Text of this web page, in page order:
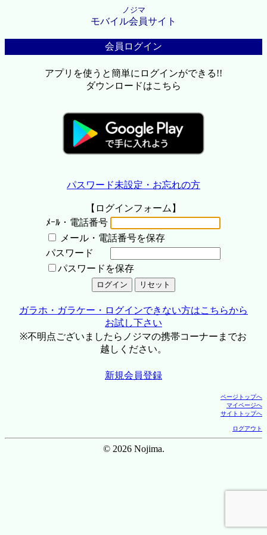
ノジマ
モバイル会員サイト
会員ログイン
アプリを使うと簡単にログインができる!!
ダウンロードはこちら
パスワード未設定・お忘れの方
【ログインフォーム】
ﾒｰﾙ・電話番号
メール・電話番号を保存
パスワード
パスワードを保存
ガラホ・ガラケー・ログインできない方はこちらから
お試し下さい
※不明点ございましたらノジマの携帯コーナーまでお
越しください。
新規会員登録
ページトップへ
マイページへ
サイトトップへ
ログアウト
© 2026 Nojima.